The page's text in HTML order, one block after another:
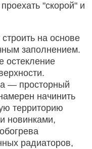
"скорой" и
на основе
заполнением.
остекление
— просторный
начинить
территорию
новинками,
радиаторов,